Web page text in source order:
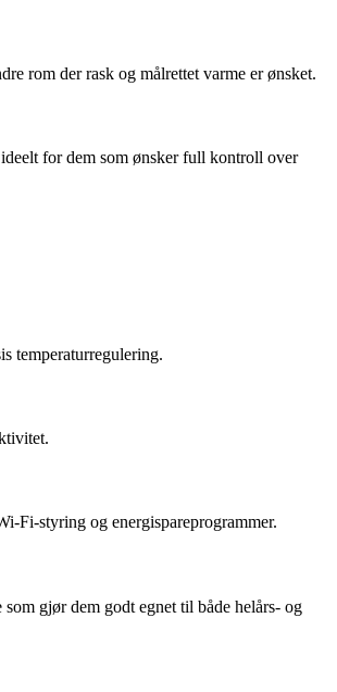
rom der rask og målrettet varme er ønsket.
for dem som ønsker full kontroll over
temperaturregulering.
Fi-styring og energispareprogrammer.
gjør dem godt egnet til både helårs- og